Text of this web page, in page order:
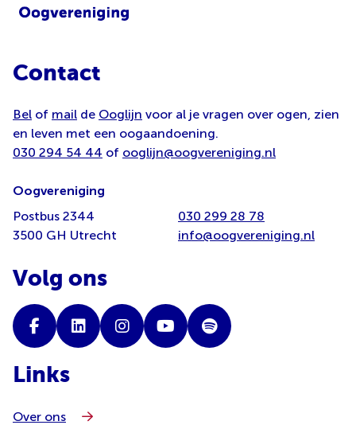
Contact
Bel of mail de Ooglijn voor al je vragen over ogen, zien
en leven met een oogaandoening.
030 294 54 44 of ooglijn@oogvereniging.nl
Oogvereniging
Postbus 2344
3500 GH Utrecht
030 299 28 78
info@oogvereniging.nl
Volg ons
Links
Over ons